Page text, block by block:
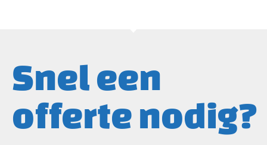
Snel een
offerte nodig?